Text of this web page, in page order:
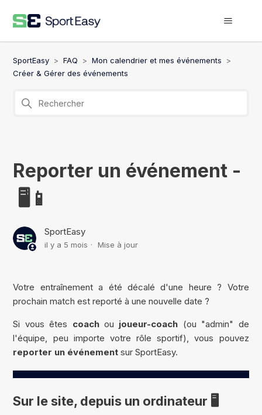
SportEasy FAQ
Mon calendrier et mes événements
Créer & Gérer des événements
Reporter un événement -
🖥️📱
SportEasy
il y a 5 mois Mise à jour
Votre entraînement a été décalé d'une heure ? Votre
prochain match est reporté à une nouvelle date ?
Si vous êtes coachou joueur-coach (ou "admin" de
l'équipe, peu importe votre rôle sportif), vous pouvez
reporter un événement sur SportEasy.
Sur le site, depuis un ordinateur 🖥️